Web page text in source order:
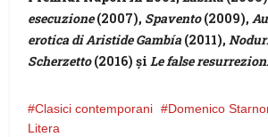
esecuzione(2007), Spavento(2009),
erotica di Aristide Gambía (2011),
Scherzetto(2016) șiLe false
Clasici contemporani Domenico
Litera